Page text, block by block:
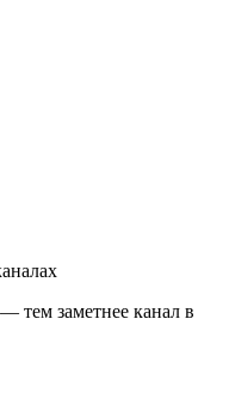
тем заметнее канал в